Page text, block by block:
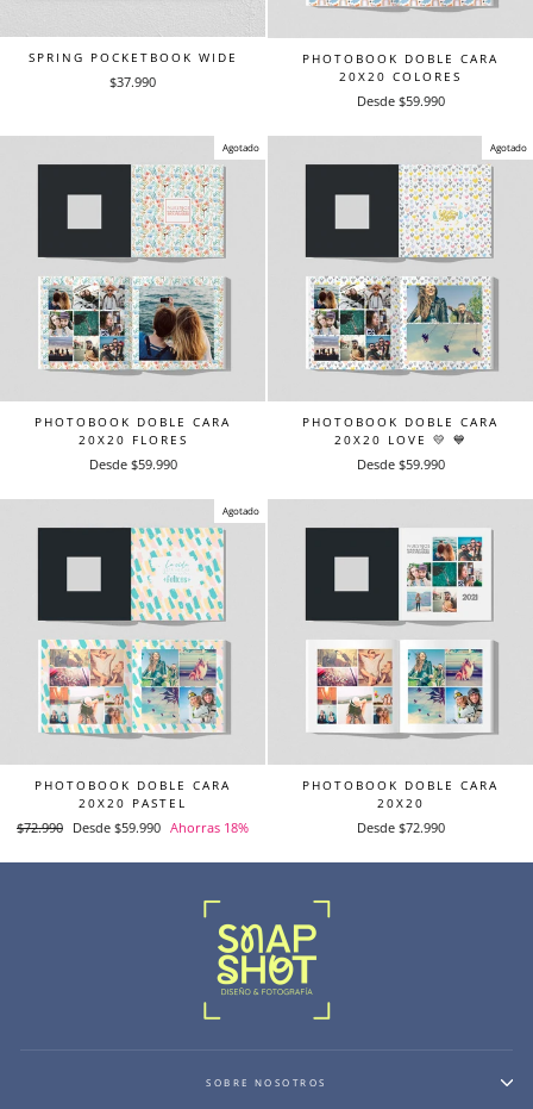
SPRING POCKETBOOK WIDE
$37.990
PHOTOBOOK DOBLE CARA
20X20 COLORES
Desde $59.990
Agotado
PHOTOBOOK DOBLE CARA
20X20 FLORES
Desde $59.990
Agotado
PHOTOBOOK DOBLE CARA
20X20 LOVE 💛 💙
Desde $59.990
Agotado
PHOTOBOOK DOBLE CARA
20X20 PASTEL
Precio
$72.990 Precio
oferta
Desde $59.990 Ahorras 18%
PHOTOBOOK DOBLE CARA
20X20
Desde $72.990
SOBRE NOSOTROS